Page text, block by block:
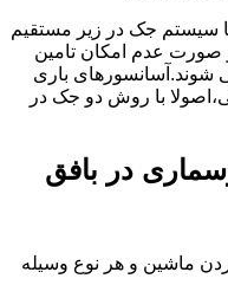
سیستم جک در زیر مستقیم
صورت عدم امکان تامین
باری
با روش دو جک در
در بافق
ماشین و هر نوع وسیله